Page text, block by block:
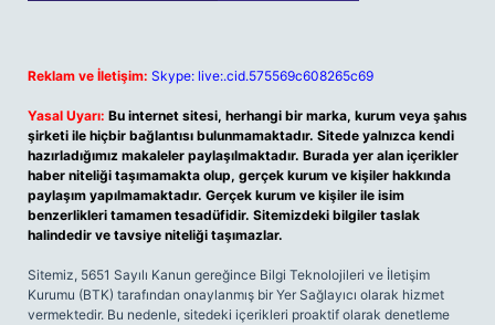
Reklam ve İletişim: Skype: live:.cid.575569c608265c69
Yasal Uyarı: Bu internet sitesi, herhangi bir marka, kurum veya şahıs
şirketi ile hiçbir bağlantısı bulunmamaktadır. Sitede yalnızca kendi
hazırladığımız makaleler paylaşılmaktadır. Burada yer alan içerikler
haber niteliği taşımamakta olup, gerçek kurum ve kişiler hakkında
paylaşım yapılmamaktadır. Gerçek kurum ve kişiler ile isim
benzerlikleri tamamen tesadüfidir. Sitemizdeki bilgiler taslak
halindedir ve tavsiye niteliği taşımazlar.
Sitemiz, 5651 Sayılı Kanun gereğince Bilgi Teknolojileri ve İletişim
Kurumu (BTK) tarafından onaylanmış bir Yer Sağlayıcı olarak hizmet
vermektedir. Bu nedenle, sitedeki içerikleri proaktif olarak denetleme